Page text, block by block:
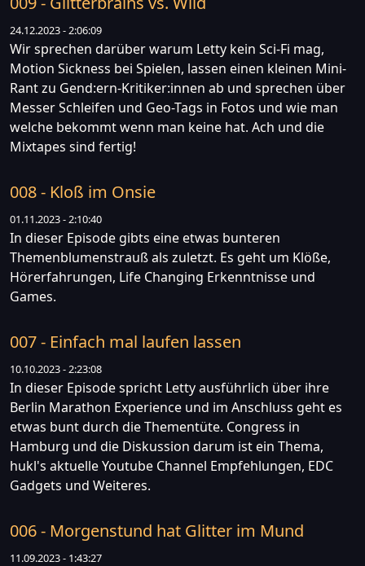
24.12.2023 - 2:06:09
Wir sprechen darüber warum Letty kein Sci-Fi mag,
Motion Sickness bei Spielen, lassen einen kleinen Mini-
Rant zu Gend:ern-Kritiker:innen ab und sprechen über
Messer Schleifen und Geo-Tags in Fotos und wie man
welche bekommt wenn man keine hat. Ach und die
Mixtapes sind fertig!
008 - Kloß im Onsie
01.11.2023 - 2:10:40
In dieser Episode gibts eine etwas bunteren
Themenblumenstrauß als zuletzt. Es geht um Klöße,
Hörerfahrungen, Life Changing Erkenntnisse und
Games.
007 - Einfach mal laufen lassen
10.10.2023 - 2:23:08
In dieser Episode spricht Letty ausführlich über ihre
Berlin Marathon Experience und im Anschluss geht es
etwas bunt durch die Thementüte. Congress in
Hamburg und die Diskussion darum ist ein Thema,
hukl's aktuelle Youtube Channel Empfehlungen, EDC
Gadgets und Weiteres.
006 - Morgenstund hat Glitter im Mund
11.09.2023 - 1:43:27